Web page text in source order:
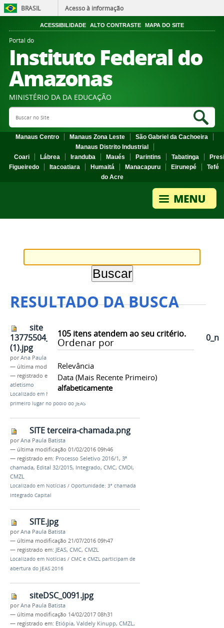
BRASIL Acesso à informação
ACESSIBILIDADE ALTO CONTRASTE MAPA DO SITE
Portal do
Instituto Federal do
Amazonas
MINISTÉRIO DA DA EDUCAÇÃO
Search Site
Manaus Centro Manaus Zona Leste
São Gabriel da Cachoeira
Manaus Distrito Industrial
Coari
Lábrea Iranduba Maués Parintins Tabatinga
Figueiredo
Itacoatiara Humaitá Manacapuru Eirunepé
Tefé
do Acre
RESULTADO DA BUSCA
105itens atendem ao seu critério.
Ordenar por
Relevância
Data (mais Recente Primeiro)
alfabeticamente
site
13775504_1143830275655019_6333340354514777330_n
(1).jpg
porAna Paula Batista
— última modificação 25/07/2016 07h49
— registrado em:
CMZL, JEAS 2016,campeões,
atletismo
Localizado em Notícias
primeiro lugar no pódio do JEAS
SITE terceira-chamada.png
porAna Paula Batista
— última modificação 01/02/2016 09h46
— registrado em: Processo Seletivo 2016/1, 3ª
chamada, Edital 32/2015, Integrado, CMC, CMDI,
CMZL
Localizado em Notícias / Oportunidade: 3ª chamada
Integrado Capital
SITE.jpg
porAna Paula Batista
— última modificação 21/07/2016 09h47
— registrado em: JEAS, CMC, CMZL
Localizado em Notícias / CMC e CMZL participam de
abertura do JEAS 2016
siteDSC_0091.jpg
porAna Paula Batista
— última modificação 14/02/2017 08h31
— registrado em: Etiópia, Valdely Kinupp, CMZL,